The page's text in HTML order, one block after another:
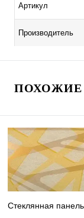
Артикул
Производитель
ПОХОЖИЕ
Стеклянная